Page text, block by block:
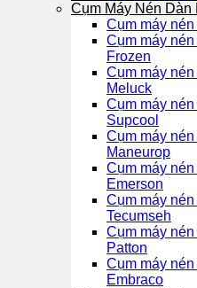
Cụm Máy Nén Dàn
Cụm máy
Cụm máy
Frozen
Cụm máy
Meluck
Cụm máy
Supcool
Cụm máy
Maneurop
Cụm máy
Emerson
Cụm máy
Tecumseh
Cụm máy
Patton
Cụm máy
Embraco